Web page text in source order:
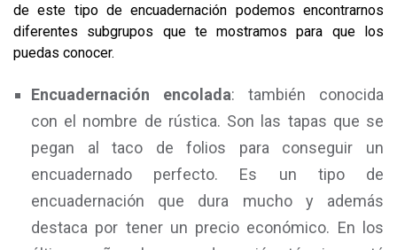
de este tipo de encuadernación podemos encontrarnos
diferentes subgrupos que te mostramos para que los
puedas conocer.
Encuadernación encolada: también conocida
con el nombre de rústica. Son las tapas que se
pegan al taco de folios para conseguir un
encuadernado perfecto. Es un tipo de
encuadernación que dura mucho y además
destaca por tener un precio económico. En los